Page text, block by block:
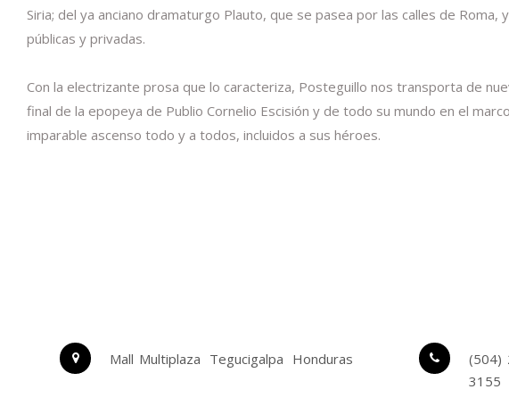
Siria; del ya anciano dramaturgo Plauto, que se pasea por las calles de
públicas y privadas.
Con la electrizante prosa que lo caracteriza, Posteguillo nos transporta de
final de la epopeya de Publio Cornelio Escisión y de todo su mundo en el
imparable ascenso todo y a todos, incluidos a sus héroes.
Mall Multiplaza Tegucigalpa Honduras
(504)
3155